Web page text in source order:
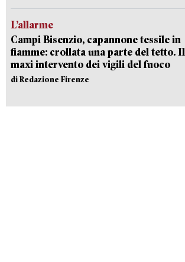
L’allarme
Campi Bisenzio, capannone tessile in
fiamme: crollata una parte del tetto. Il
maxi intervento dei vigili del fuoco
di Redazione Firenze